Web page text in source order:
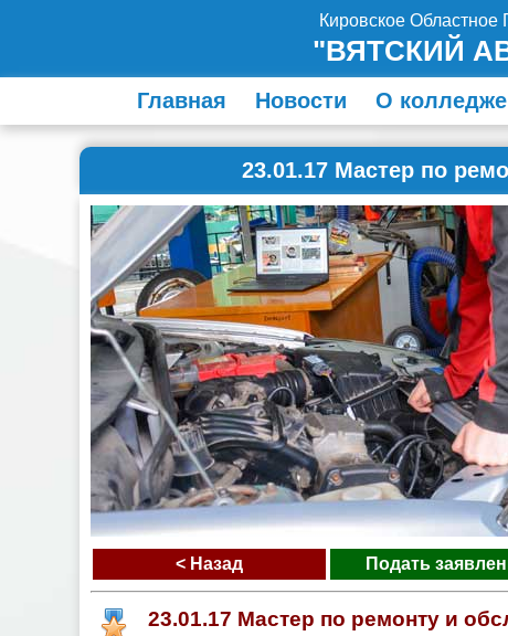
Кировское
"ВЯТСКИЙ
Главная Новости О колледже
23.01.17 Мастер по
< Назад Подать
23.01.17 Мастер по ремонту и